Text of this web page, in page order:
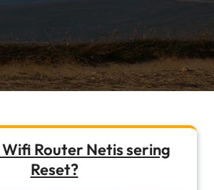
Router Netis sering
Reset?